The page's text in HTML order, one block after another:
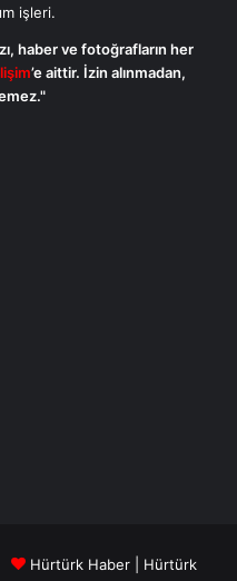
işleri.
haber ve fotoğrafların her
’e aittir. İzin alınmadan,
Hürtürk Haber Hürtürk